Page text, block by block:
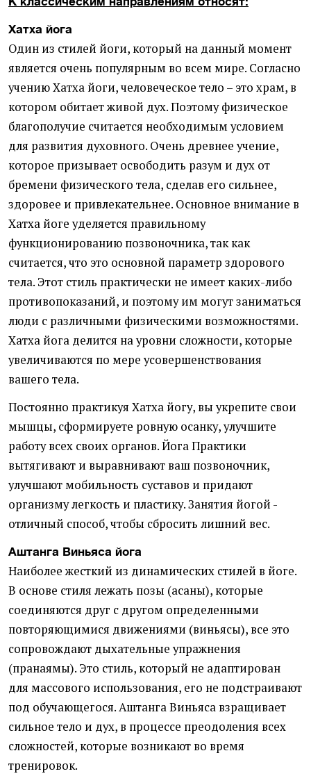
Хатха йога
Один из стилей йоги, который на данный момент
является очень популярным во всем мире. Согласно
учению Хатха йоги, человеческое тело – это храм, в
котором обитает живой дух. Поэтому физическое
благополучие считается необходимым условием
для развития духовного. Очень древнее учение,
которое призывает освободить разум и дух от
бремени физического тела, сделав его сильнее,
здоровее и привлекательнее. Основное внимание в
Хатха йоге уделяется правильному
функционированию позвоночника, так как
считается, что это основной параметр здорового
тела. Этот стиль практически не имеет каких-либо
противопоказаний, и поэтому им могут заниматься
люди с различными физическими возможностями.
Хатха йога делится на уровни сложности, которые
увеличиваются по мере усовершенствования
вашего тела.
Постоянно практикуя Хатха йогу, вы укрепите свои
мышцы, сформируете ровную осанку, улучшите
работу всех своих органов. Йога Практики
вытягивают и выравнивают ваш позвоночник,
улучшают мобильность суставов и придают
организму легкость и пластику. Занятия йогой -
отличный способ, чтобы сбросить лишний вес.
Аштанга Виньяса йога
Наиболее жесткий из динамических стилей в йоге.
В основе стиля лежать позы (асаны), которые
соединяются друг с другом определенными
повторяющимися движениями (виньясы), все это
сопровождают дыхательные упражнения
(пранаямы). Это стиль, который не адаптирован
для массового использования, его не подстраивают
под обучающегося. Аштанга Виньяса взращивает
сильное тело и дух, в процессе преодоления всех
сложностей, которые возникают во время
тренировок.